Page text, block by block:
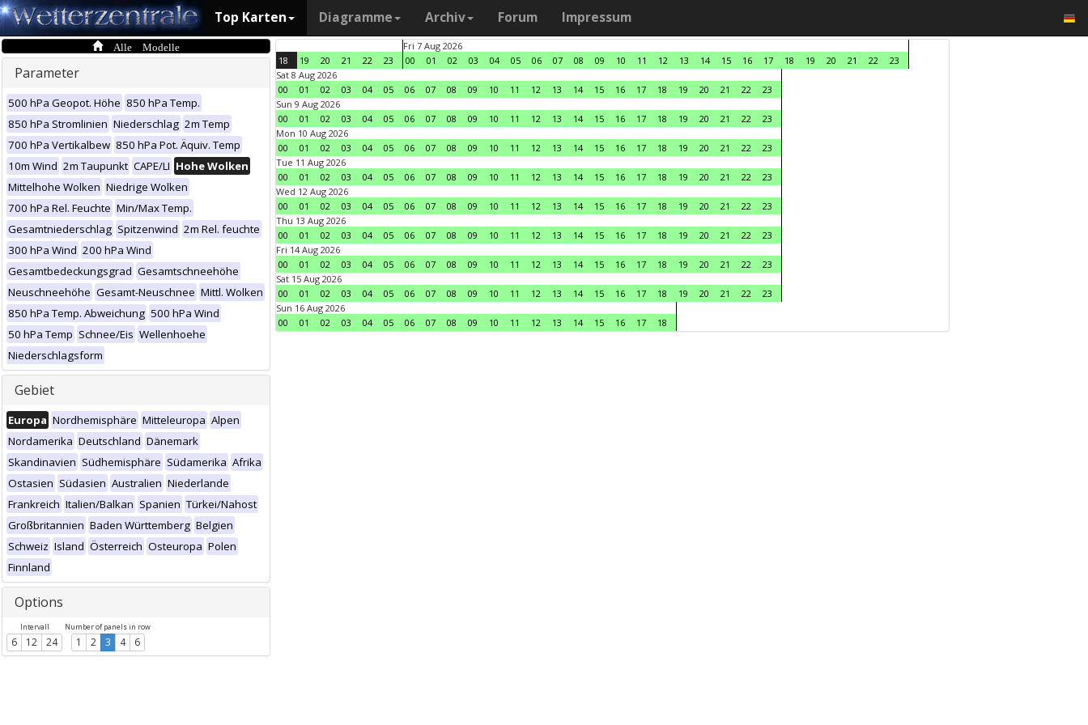
Top Karten Diagramme Archiv Forum Impressum
Alle Modelle
Parameter
500 hPa Geopot. Höhe 850 hPa Temp.
850 hPa Stromlinien Niederschlag 2m Temp
700 hPa Vertikalbew 850 hPa Pot. Äquiv. Temp
10m Wind 2m Taupunkt CAPE/LI Hohe Wolken
Mittelhohe Wolken Niedrige Wolken
700 hPa Rel. Feuchte Min/Max Temp.
Gesamtniederschlag Spitzenwind 2m Rel. feuchte
300 hPa Wind 200 hPa Wind
Gesamtbedeckungsgrad Gesamtschneehöhe
Neuschneehöhe Gesamt-Neuschnee Mittl. Wolken
850 hPa Temp. Abweichung 500 hPa Wind
50 hPa Temp Schnee/Eis Wellenhoehe
Niederschlagsform
Gebiet
Europa Nordhemisphäre Mitteleuropa Alpen
Nordamerika Deutschland Dänemark
Skandinavien Südhemisphäre Südamerika Afrika
Ostasien Südasien Australien Niederlande
Frankreich Italien/Balkan Spanien Türkei/Nahost
Großbritannien Baden Württemberg Belgien
Schweiz Island Österreich Osteuropa Polen
Finnland
Options
Intervall
6 12 24
Number of panels in row
1 2 3 4 6
18 19 20 21 22 23
Fri 7 Aug 2026
00
01 02 03 04 05 06 07 08 09 10 11 12 13 14 15 16 17 18 19 20 21 22
23
Sat 8 Aug 2026
00
01 02 03 04 05 06 07 08 09 10 11 12 13 14 15 16 17 18 19 20 21 22
23
Sun 9 Aug 2026
00
01 02 03 04 05 06 07 08 09 10 11 12 13 14 15 16 17 18 19 20 21 22
23
Mon 10 Aug 2026
00
01 02 03 04 05 06 07 08 09 10 11 12 13 14 15 16 17 18 19 20 21 22
23
Tue 11 Aug 2026
00
01 02 03 04 05 06 07 08 09 10 11 12 13 14 15 16 17 18 19 20 21 22
23
Wed 12 Aug 2026
00
01 02 03 04 05 06 07 08 09 10 11 12 13 14 15 16 17 18 19 20 21 22
23
Thu 13 Aug 2026
00
01 02 03 04 05 06 07 08 09 10 11 12 13 14 15 16 17 18 19 20 21 22
23
Fri 14 Aug 2026
00
01 02 03 04 05 06 07 08 09 10 11 12 13 14 15 16 17 18 19 20 21 22
23
Sat 15 Aug 2026
00
01 02 03 04 05 06 07 08 09 10 11 12 13 14 15 16 17 18 19 20 21 22
23
Sun 16 Aug 2026
00
01 02 03 04 05 06 07 08 09 10 11 12 13 14 15 16 17 18